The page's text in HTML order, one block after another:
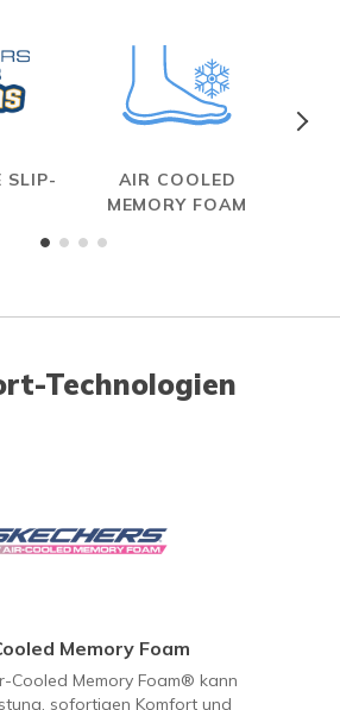
SLIP-
AIR COOLED
MEMORY FOAM
Technologien
Memory Foam
Cooled Memory Foam® kann
sofortigen Komfort und